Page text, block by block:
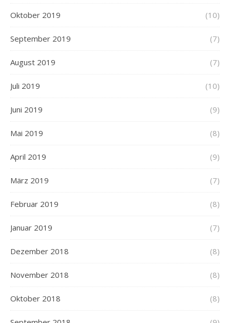
Oktober 2019 (10)
September 2019 (7)
August 2019 (7)
Juli 2019 (10)
Juni 2019 (9)
Mai 2019 (8)
April 2019 (9)
März 2019 (7)
Februar 2019 (8)
Januar 2019 (7)
Dezember 2018 (8)
November 2018 (8)
Oktober 2018 (8)